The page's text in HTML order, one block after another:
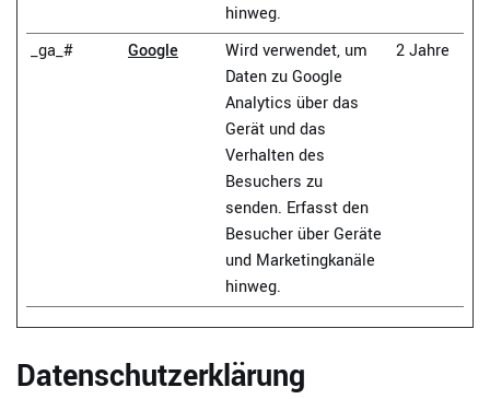
hinweg.
_ga_# Google
Wird verwendet, um
Daten zu Google
Analytics über das
Gerät und das
Verhalten des
Besuchers zu
senden. Erfasst den
Besucher über Geräte
und Marketingkanäle
hinweg.
2 Jahre
Datenschutzerklärung